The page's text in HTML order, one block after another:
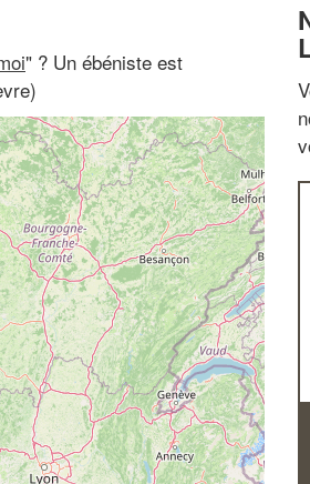
" ? Un ébéniste est